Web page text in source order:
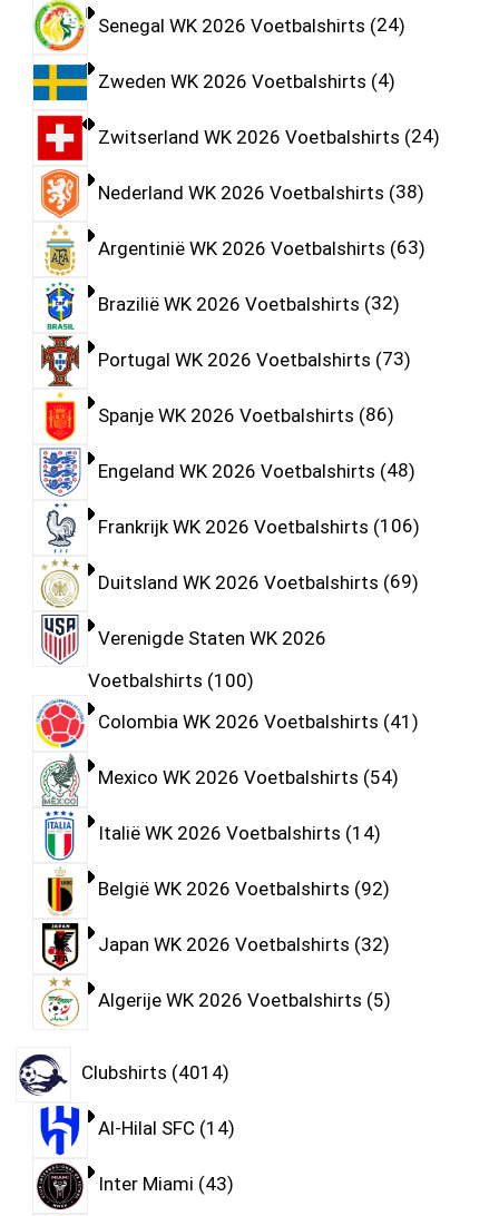
Senegal WK 2026 Voetbalshirts 24
Zweden WK 2026 Voetbalshirts 4
Zwitserland WK 2026 Voetbalshirts 24
Nederland WK 2026 Voetbalshirts 38
Argentinië WK 2026 Voetbalshirts 63
Brazilië WK 2026 Voetbalshirts 32
Portugal WK 2026 Voetbalshirts 73
Spanje WK 2026 Voetbalshirts 86
Engeland WK 2026 Voetbalshirts 48
Frankrijk WK 2026 Voetbalshirts 106
Duitsland WK 2026 Voetbalshirts 69
Verenigde Staten WK 2026
Voetbalshirts 100
Colombia WK 2026 Voetbalshirts 41
Mexico WK 2026 Voetbalshirts 54
Italië WK 2026 Voetbalshirts 14
België WK 2026 Voetbalshirts 92
Japan WK 2026 Voetbalshirts 32
Algerije WK 2026 Voetbalshirts 5
Clubshirts 4014
Al-Hilal SFC 14
Inter Miami 43